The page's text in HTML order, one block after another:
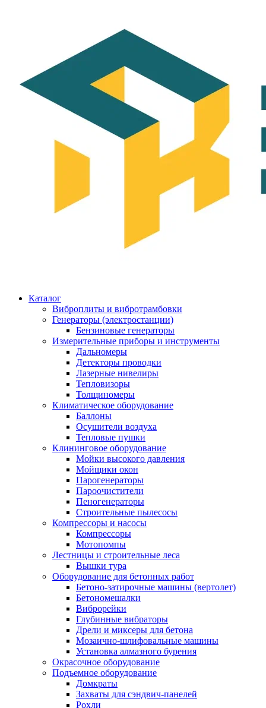
Каталог
Виброплиты и вибротрамбовки
Генераторы (электростанции)
Бензиновые генераторы
Измерительные приборы и инструменты
Дальномеры
Детекторы проводки
Лазерные нивелиры
Тепловизоры
Толщиномеры
Климатическое оборудование
Баллоны
Осушители воздуха
Тепловые пушки
Клининговое оборудование
Мойки высокого давления
Мойщики окон
Парогенераторы
Пароочистители
Пеногенераторы
Строительные пылесосы
Компрессоры и насосы
Компрессоры
Мотопомпы
Лестницы и строительные леса
Вышки тура
Оборудование для бетонных работ
Бетоно-затирочные машины (вертолет)
Бетономешалки
Виброрейки
Глубинные вибраторы
Дрели и миксеры для бетона
Мозаично-шлифовальные машины
Установка алмазного бурения
Окрасочное оборудование
Подъемное оборудование
Домкраты
Захваты для сэндвич-панелей
Рохли